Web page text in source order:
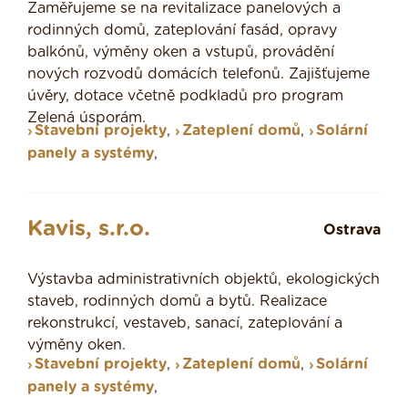
Zaměřujeme se na revitalizace panelových a
rodinných domů, zateplování fasád, opravy
balkónů, výměny oken a vstupů, provádění
nových rozvodů domácích telefonů. Zajišťujeme
úvěry, dotace včetně podkladů pro program
Zelená úsporám.
Stavební projekty, Zateplení domů,
Solární
panely a systémy,
Kavis, s.r.o. Ostrava
Výstavba administrativních objektů, ekologických
staveb, rodinných domů a bytů. Realizace
rekonstrukcí, vestaveb, sanací, zateplování a
výměny oken.
Stavební projekty, Zateplení domů,
Solární
panely a systémy,